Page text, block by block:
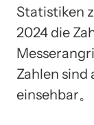
Statistiken
2024 die
Zahlen
einsehbar。